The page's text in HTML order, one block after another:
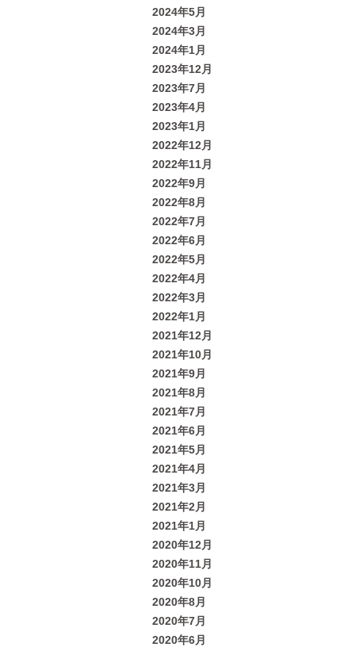
2024年5月
2024年3月
2024年1月
2023年12月
2023年7月
2023年4月
2023年1月
2022年12月
2022年11月
2022年9月
2022年8月
2022年7月
2022年6月
2022年5月
2022年4月
2022年3月
2022年1月
2021年12月
2021年10月
2021年9月
2021年8月
2021年7月
2021年6月
2021年5月
2021年4月
2021年3月
2021年2月
2021年1月
2020年12月
2020年11月
2020年10月
2020年8月
2020年7月
2020年6月